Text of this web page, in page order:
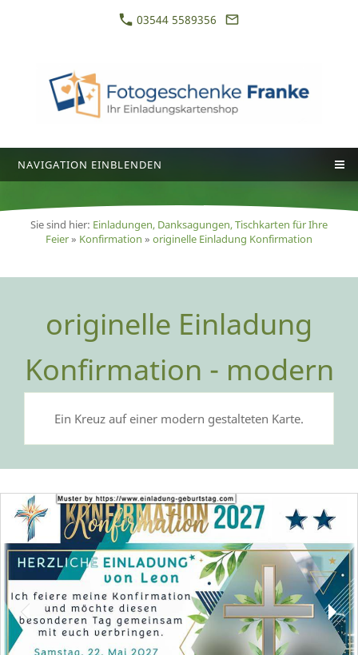
03544 5589356
NAVIGATION EINBLENDEN
Sie sind hier: Einladungen, Danksagungen, Tischkarten für Ihre
Feier» Konfirmation » originelle Einladung Konfirmation
originelle Einladung
Konfirmation - modern
Ein Kreuz auf einer modern gestalteten Karte.